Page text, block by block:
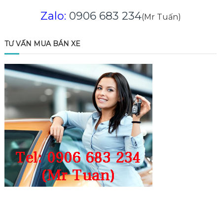
Zalo: 0906 683 234(Mr Tuấn)
TƯ VẤN MUA BÁN XE